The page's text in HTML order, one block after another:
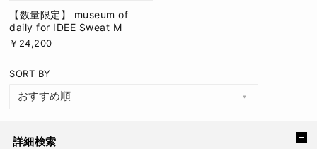
【数量限定】 museum of
daily for IDEE Sweat M
￥24,200
SORT BY
詳細検索